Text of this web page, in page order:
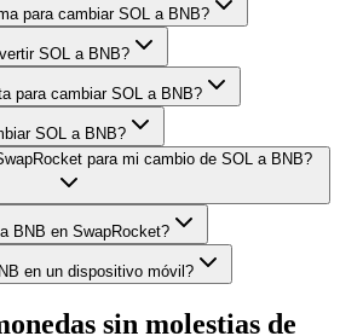
para cambiar SOL a BNB?
SOL a BNB?
para cambiar SOL a BNB?
SOL a BNB?
para mi cambio de SOL a BNB?
BNB en SwapRocket?
en un dispositivo móvil?
sin molestias de